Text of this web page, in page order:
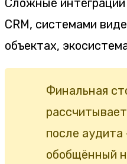
CRM, системами
объектах,
Финальная
после
обобщённый